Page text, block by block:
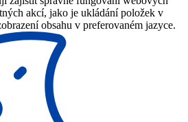
akcí, jako je ukládání položek v
obsahu v preferovaném jazyce.